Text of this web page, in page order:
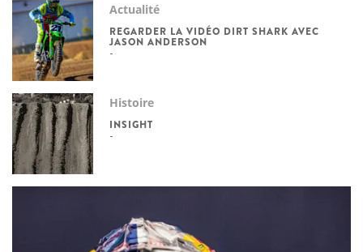
Actualité
REGARDER LA VIDÉO DIRT SHARK AVEC
JASON ANDERSON
Histoire
INSIGHT